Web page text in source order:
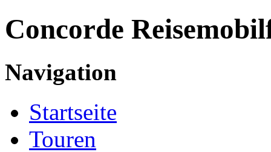
Concorde
Navigation
Startseite
Touren